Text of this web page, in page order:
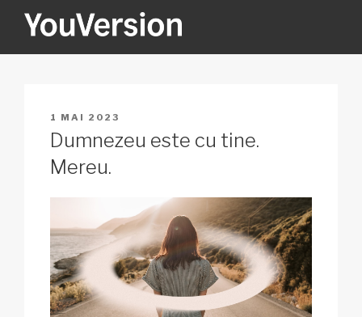
YOUVERSION
PUBLICAT
PE
1 MAI 2023
Dumnezeu este cu tine.
Mereu.